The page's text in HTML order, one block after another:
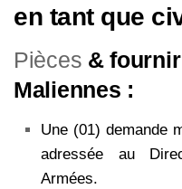
en tant que
Pièces &
Maliennes :
Une (01) demande
adressée au
Armées.